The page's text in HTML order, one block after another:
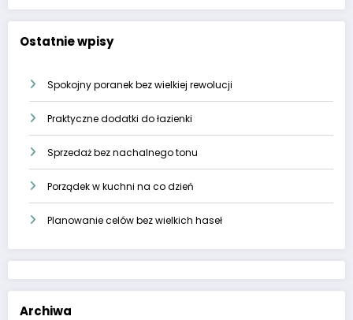
Ostatnie wpisy
Spokojny poranek bez wielkiej rewolucji
Praktyczne dodatki do łazienki
Sprzedaż bez nachalnego tonu
Porządek w kuchni na co dzień
Planowanie celów bez wielkich haseł
Archiwa